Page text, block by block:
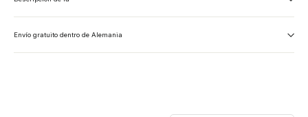
Envío gratuito dentro de Alemania